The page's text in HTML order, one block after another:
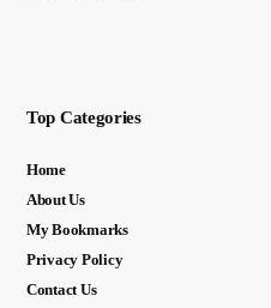
Top Categories
Home
About Us
My Bookmarks
Privacy Policy
Contact Us